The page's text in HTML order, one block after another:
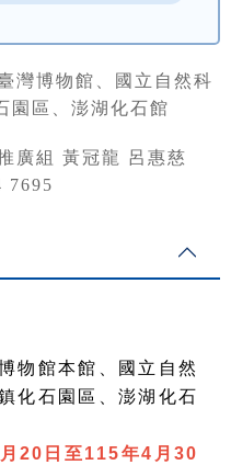
灣博物館、國立自然科
園區、澎湖化石館
廣組 黃冠龍 呂惠慈
7695
物館本館、國立自然
化石園區、澎湖化石
月20日至115年4 月 30